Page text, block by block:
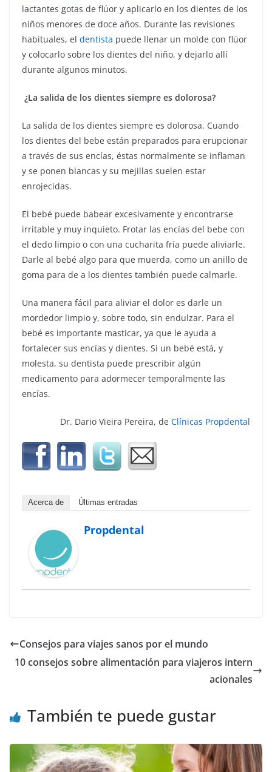
lactantes gotas de flúor y aplicarlo en los dientes de los
niños menores de doce años. Durante las revisiones
habituales, el dentista puede llenar un molde con flúor
y colocarlo sobre los dientes del niño, y dejarlo allí
durante algunos minutos.
¿La salida de los dientes siempre es dolorosa?
La salida de los dientes siempre es dolorosa. Cuando
los dientes del bebe están preparados para erupcionar
a través de sus encías, éstas normalmente se inflaman
y se ponen blancas y su mejillas suelen estar
enrojecidas.
El bebé puede babear excesivamente y encontrarse
irritable y muy inquieto. Frotar las encías del bebe con
el dedo limpio o con una cucharita fría puede aliviarle.
Darle al bebé algo para que muerda, como un anillo de
goma para de a los dientes también puede calmarle.
Una manera fácil para aliviar el dolor es darle un
mordedor limpio y, sobre todo, sin endulzar. Para el
bebé es importante masticar, ya que le ayuda a
fortalecer sus encías y dientes. Si un bebé está, y
molesta, su dentista puede prescribir algún
medicamento para adormecer temporalmente las
encías.
Dr. Dario Vieira Pereira, de Clínicas Propdental
Acerca de Últimas entradas
Propdental
Consejos para viajes sanos por el mundo
10 consejos sobre alimentación para viajeros intern
acionales
También te puede gustar